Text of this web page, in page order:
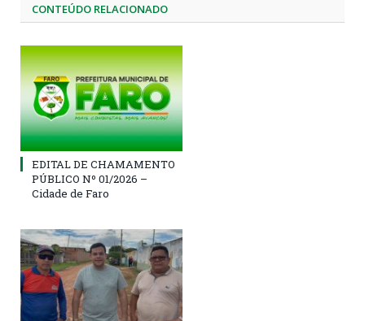
CONTEÚDO RELACIONADO
EDITAL DE CHAMAMENTO
PÚBLICO Nº 01/2026 –
Cidade de Faro